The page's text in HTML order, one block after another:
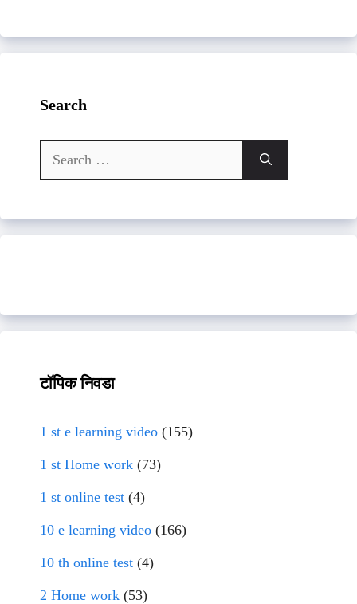
Search
Search
for:
टॉपिक निवडा
1 st e learning video (155)
1 st Home work (73)
1 st online test (4)
10 e learning video (166)
10 th online test (4)
2 Home work (53)